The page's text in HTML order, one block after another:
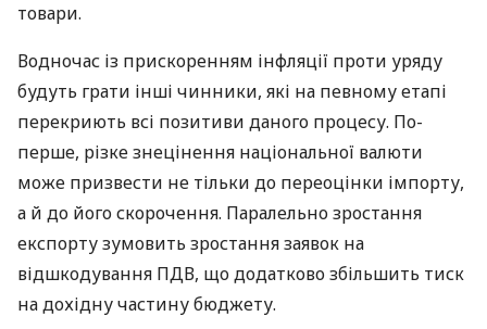
товари.
Водночас із прискоренням інфляції проти уряду
будуть грати інші чинники, які на певному етапі
перекриють всі позитиви даного процесу. По-
перше, різке знецінення національної валюти
може призвести не тільки до переоцінки імпорту,
а й до його скорочення. Паралельно зростання
експорту зумовить зростання заявок на
відшкодування ПДВ, що додатково збільшить тиск
на дохідну частину бюджету.